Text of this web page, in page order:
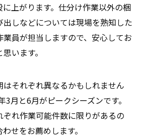
上がります。仕分け作業以外の梱
しなどについては現場を熟知した
員が担当しますので、安心してお
います。
それぞれ異なるかもしれません
3月と6月がピークシーズンです。
れ作業可能件数に限りがあるの
せをお薦めします。